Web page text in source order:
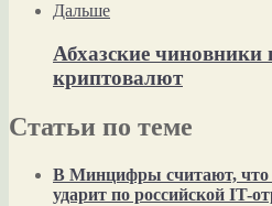
Дальше
Абхазские
криптовалют
Статьи по теме
В Минцифры считают, что
ударит по российской IT-